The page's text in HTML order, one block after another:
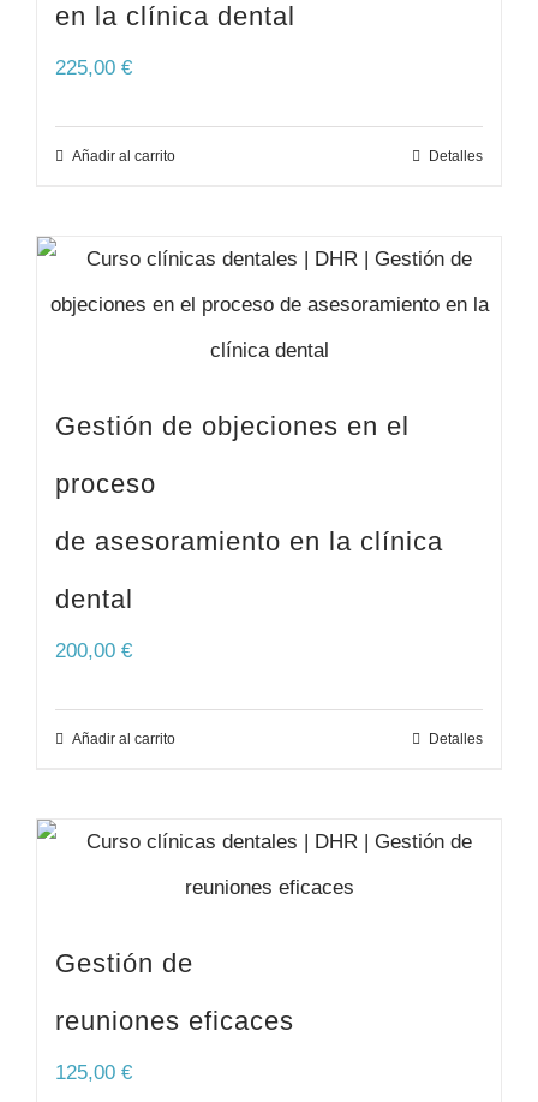
en la clínica dental
225,00 €
Añadir al carrito Detalles
Gestión de objeciones en el
proceso
de asesoramiento en la clínica
dental
200,00 €
Añadir al carrito Detalles
Gestión de
reuniones eficaces
125,00 €